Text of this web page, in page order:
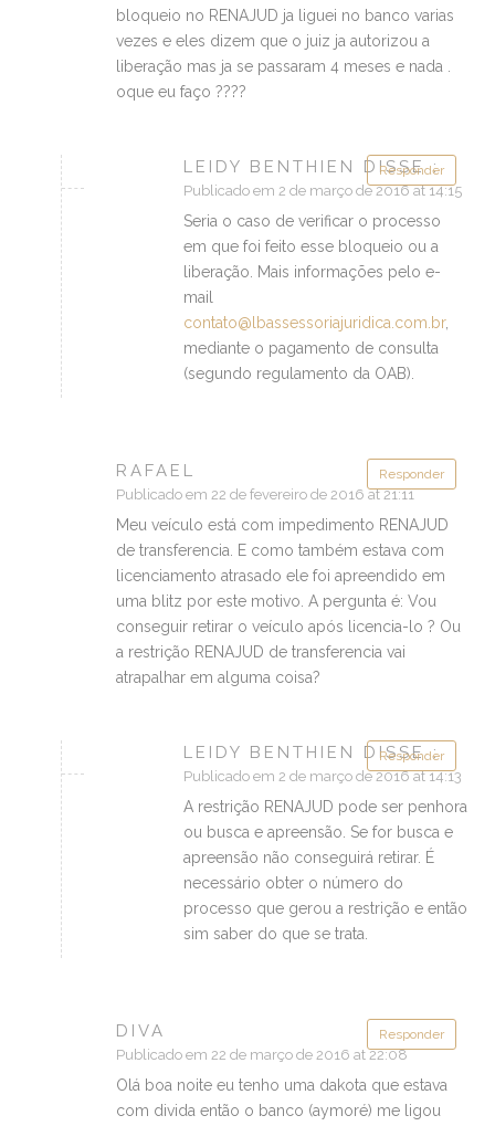
bloqueio no RENAJUD ja liguei no banco varias
vezes e eles dizem que o juiz ja autorizou a
liberação mas ja se passaram 4 meses e nada .
oque eu faço ????
Responder
LEIDY BENTHIEN DISSE :
Publicado em 2 de março de 2016 at 14:15
Seria o caso de verificar o processo
em que foi feito esse bloqueio ou a
liberação. Mais informações pelo e-
mail
contato@lbassessoriajuridica.com.br,
mediante o pagamento de consulta
(segundo regulamento da OAB).
Responder
RAFAEL
Publicado em 22 de fevereiro de 2016 at 21:11
Meu veículo está com impedimento RENAJUD
de transferencia. E como também estava com
licenciamento atrasado ele foi apreendido em
uma blitz por este motivo. A pergunta é: Vou
conseguir retirar o veículo após licencia-lo ? Ou
a restrição RENAJUD de transferencia vai
atrapalhar em alguma coisa?
Responder
LEIDY BENTHIEN DISSE :
Publicado em 2 de março de 2016 at 14:13
A restrição RENAJUD pode ser penhora
ou busca e apreensão. Se for busca e
apreensão não conseguirá retirar. É
necessário obter o número do
processo que gerou a restrição e então
sim saber do que se trata.
Responder
DIVA
Publicado em 22 de março de 2016 at 22:08
Olá boa noite eu tenho uma dakota que estava
com divida então o banco (aymoré) me ligou